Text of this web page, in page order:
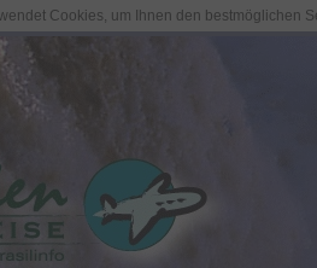
Cookies, um Ihnen den bestmöglichen